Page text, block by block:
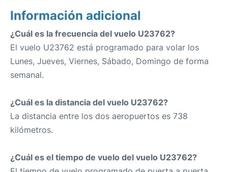
Información adicional
¿Cuál es la frecuencia del vuelo U23762?
El vuelo U23762 está programado para volar los
Lunes, Jueves, Viernes, Sábado, Domingo de forma
semanal.
¿Cuál es la distancia del vuelo U23762?
La distancia entre los dos aeropuertos es 738
kilómetros.
¿Cuál es el tiempo de vuelo del vuelo U23762?